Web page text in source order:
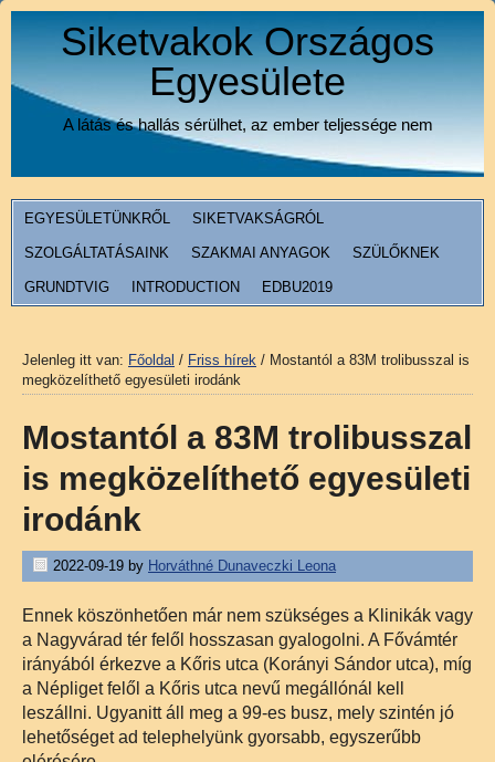
Siketvakok Országos
Egyesülete
A látás és hallás sérülhet, az ember teljessége nem
EGYESÜLETÜNKRŐL SIKETVAKSÁGRÓL
SZOLGÁLTATÁSAINK SZAKMAI ANYAGOK SZÜLŐKNEK
GRUNDTVIG INTRODUCTION EDBU2019
Jelenleg itt van: Főoldal / Friss hírek / Mostantól a 83M trolibusszal is
megközelíthető egyesületi irodánk
Mostantól a 83M trolibusszal
is megközelíthető egyesületi
irodánk
2022-09-19 by Horváthné Dunaveczki Leona
Ennek köszönhetően már nem szükséges a Klinikák vagy
a Nagyvárad tér felől hosszasan gyalogolni. A Fővámtér
irányából érkezve a Kőris utca (Korányi Sándor utca), míg
a Népliget felől a Kőris utca nevű megállónál kell
leszállni. Ugyanitt áll meg a 99-es busz, mely szintén jó
lehetőséget ad telephelyünk gyorsabb, egyszerűbb